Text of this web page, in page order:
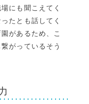
にも聞こえてく
たとも話してく
があるため、こ
がっているそう